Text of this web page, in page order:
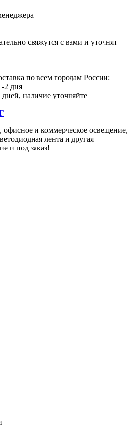
свяжутся с вами и уточнят
по всем городам России:
2 дня
наличие уточняйте
и коммерческое освещение,
лента и другая
и под заказ!